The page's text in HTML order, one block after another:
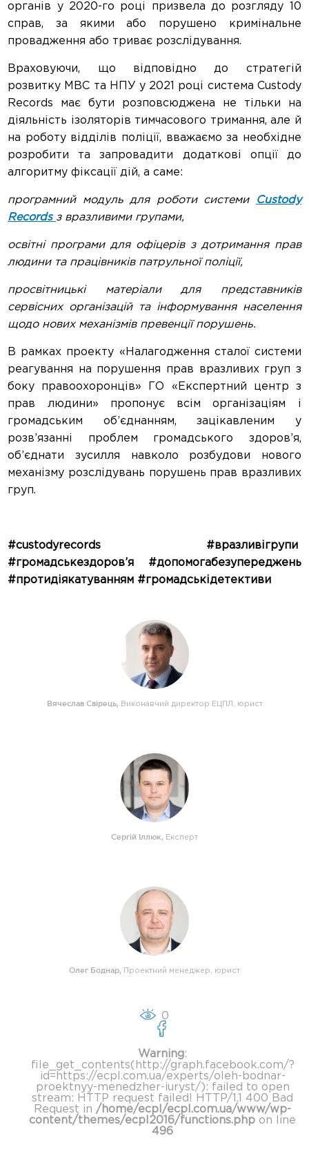
органів у 2020-го році призвела до розгляду 10
справ, за якими або порушено кримінальне
провадження або триває розслідування.
Враховуючи, що відповідно до стратегій
розвитку МВС та НПУ у 2021 році система Custody
Records має бути розповсюджена не тільки на
діяльність ізоляторів тимчасового тримання, але й
на роботу відділів поліції, вважаємо за необхідне
розробити та запровадити додаткові опції до
алгоритму фіксації дій, а саме:
програмний модуль для роботи системи
Custody
Records з вразливими групами,
освітні програми для офіцерів з дотримання прав
людини та працівників патрульної поліції,
просвітницькі матеріали для представників
сервісних організацій та інформування населення
щодо нових механізмів превенції порушень.
В рамках проекту «Налагодження сталої системи
реагування на порушення прав вразливих груп з
боку правоохоронців» ГО «Експертний центр з
прав людини» пропонує всім організаціям і
громадським об’єднанням, зацікавленим у
розв’язанні проблем громадського здоров’я,
об’єднати зусилля навколо розбудови нового
механізму розслідувань порушень прав вразливих
груп.
#custodyrecords #вразливігрупи
#громадськездоров’я #допомогабезупереджень
#протидіякатуванням #громадськідетективи
Вячеслав Свірець, Виконавчий директор ЕЦПЛ, юрист
Сергій Іллюк, Експерт
Олег Боднар, Проектний менеджер, юрист
0
Warning:
file_get_contents(http://graph.facebook.com/?
id=https://ecpl.com.ua/experts/oleh-bodnar-
proektnyy-menedzher-iuryst/): failed to open
stream: HTTP request failed! HTTP/1.1 400 Bad
Request in /home/ecpl/ecpl.com.ua/www/wp-
content/themes/ecpl2016/functions.php on line
496